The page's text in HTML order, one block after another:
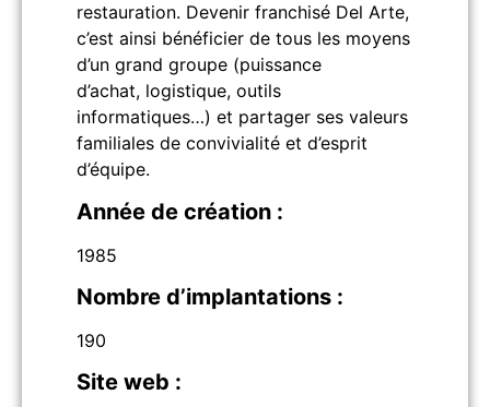
restauration. Devenir franchisé Del Arte,
c’est ainsi bénéficier de tous les moyens
d’un grand groupe (puissance
d’achat, logistique, outils
informatiques…) et partager ses valeurs
familiales de convivialité et d’esprit
d’équipe.
Année de création :
1985
Nombre d’implantations :
190
Site web :